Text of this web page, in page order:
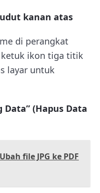
kanan atas
di perangkat
ikon tiga titik
layar untuk
Data” (Hapus Data
file JPG ke PDF